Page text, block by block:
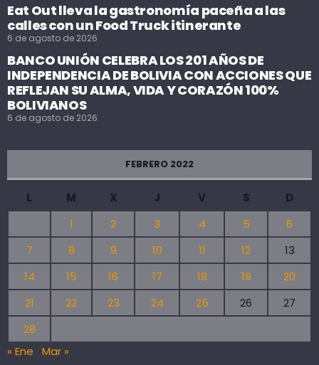
Eat Out lleva la gastronomía paceña a las
calles con un Food Truck itinerante
6 de agosto de 2026
BANCO UNIÓN CELEBRA LOS 201 AÑOS DE
INDEPENDENCIA DE BOLIVIA CON ACCIONES QUE
REFLEJAN SU ALMA, VIDA Y CORAZÓN 100%
BOLIVIANOS
6 de agosto de 2026
FEBRERO 2022
L M X J V S
D
1
2 3 4 5
6
7
8 9 10 11 12
13
14
15 16 17 18 19
20
21
22 23 24 25 26
27
28
« Ene
Mar »